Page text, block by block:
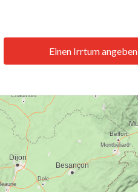
Einen Irrtum angeben